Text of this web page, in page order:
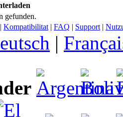
gefunden.
| Kompatibilitat | FAQ | Support |
|